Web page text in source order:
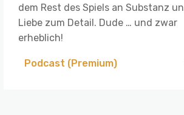
dem Rest des Spiels an Substanz
Liebe zum Detail. Dude … und zwar
erheblich!
Podcast (Premium)